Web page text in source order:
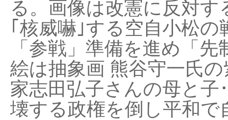
る。画像は改憲に反対
｢核威嚇｣する空自小松
「参戦」準備を進め「
絵は抽象画 熊谷守一氏
家志田弘子さんの母と子
壊する政権を倒し平和